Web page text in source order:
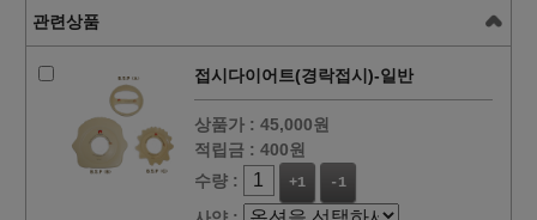
관련상품
접시다이어트(경락접시)-일반
상품가 : 45,000원
적립금 : 400원
수량 :
+1 -1